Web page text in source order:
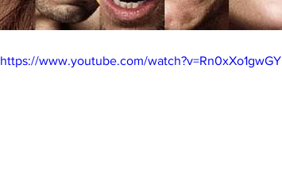
https://www.youtube.com/watch?v=Rn0xXo1gwGY